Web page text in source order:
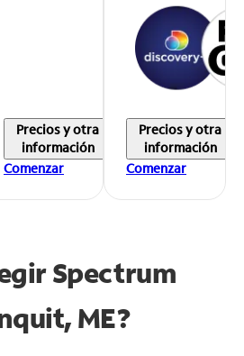
Precios y otra
información
Comenzar
Precios y otra
información
Comenzar
Spectrum
ME?